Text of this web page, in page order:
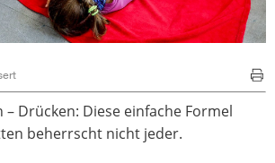
– Drücken: Diese einfache Formel
beherrscht nicht jeder.